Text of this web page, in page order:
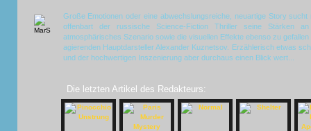
Große Emotionen oder eine abwechslungsreiche, neuartige Story
offenbart der russische Science-Fiction Thriller seine Stärken
atmosphärisches Szenario sowie die visuellen Effekte ebenso zu
agierenden Hauptdarsteller Alexander Kuznetsov. Erzählerisch etwas
und der hochwertigen Inszenierung aber durchaus einen Blick wert...
Die letzten Artikel des Redakteurs: